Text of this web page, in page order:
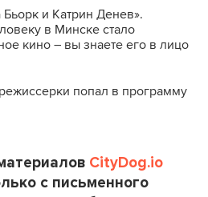
и Катрин Денев».
в Минске стало
кино – вы знаете его в лицо
попал в программу
CityDog.io
с письменного